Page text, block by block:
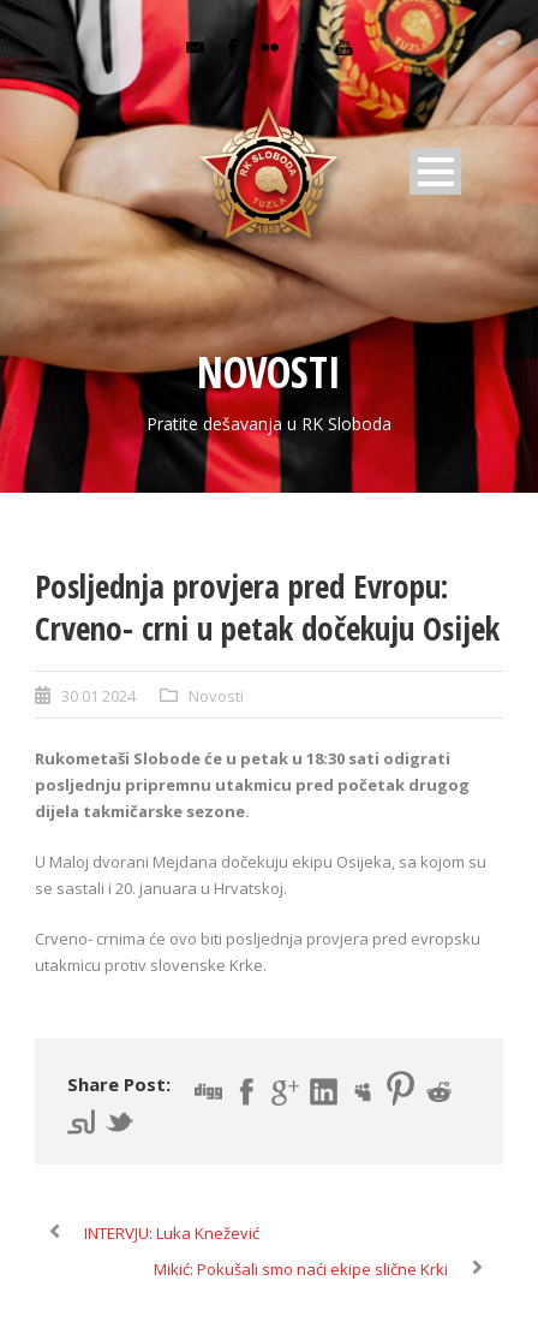
NOVOSTI
Pratite dešavanja u RK Sloboda
Posljednja provjera pred Evropu:
Crveno- crni u petak dočekuju Osijek
30 01 2024 Novosti
Rukometaši Slobode će u petak u 18:30 sati odigrati
posljednju pripremnu utakmicu pred početak drugog
dijela takmičarske sezone.
U Maloj dvorani Mejdana dočekuju ekipu Osijeka, sa kojom su
se sastali i 20. januara u Hrvatskoj.
Crveno- crnima će ovo biti posljednja provjera pred evropsku
utakmicu protiv slovenske Krke.
Share Post:
INTERVJU: Luka Knežević
Mikić: Pokušali smo naći ekipe slične Krki